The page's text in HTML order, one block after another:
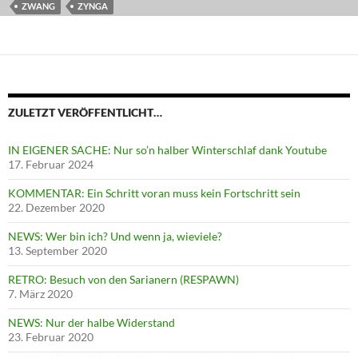
ZWANG
ZYNGA
ZULETZT VERÖFFENTLICHT…
IN EIGENER SACHE: Nur so’n halber Winterschlaf dank Youtube
17. Februar 2024
KOMMENTAR: Ein Schritt voran muss kein Fortschritt sein
22. Dezember 2020
NEWS: Wer bin ich? Und wenn ja, wieviele?
13. September 2020
RETRO: Besuch von den Sarianern (RESPAWN)
7. März 2020
NEWS: Nur der halbe Widerstand
23. Februar 2020